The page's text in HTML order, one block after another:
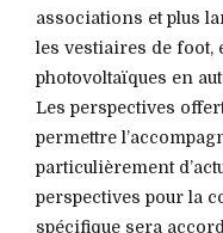
associations et plus
les vestiaires de foot,
photovoltaïques en
Les perspectives
permettre
particulièrement
perspectives pour la
spécifique sera